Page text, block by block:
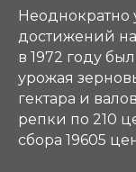
Неоднократно
достижений
в 1972 году
урожая
гектара и
репки по 210
сбора 19605